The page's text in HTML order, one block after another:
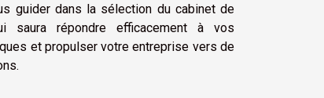
guider dans la sélection du cabinet de
saura répondre efficacement à vos
et propulser votre entreprise vers de